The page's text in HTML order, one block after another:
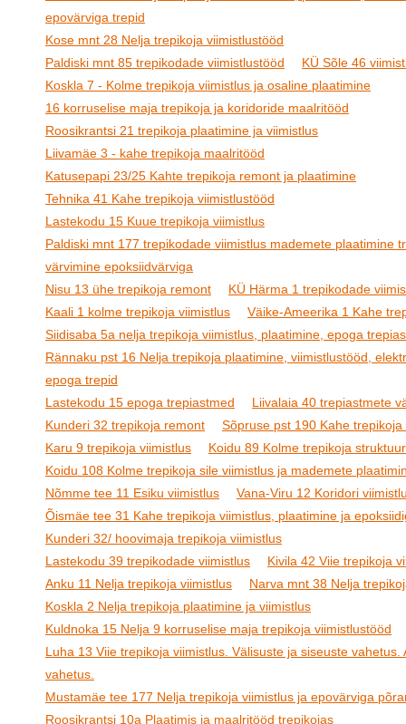
epovärviga trepid
Kose mnt 28 Nelja trepikoja viimistlustööd
Paldiski mnt 85 trepikodade viimistlustööd
KÜ Sõle 46
Koskla 7 - Kolme trepikoja viimistlus ja osaline plaatimine
16 korruselise maja trepikoja ja koridoride maalritööd
Roosikrantsi 21 trepikoja plaatimine ja viimistlus
Liivamäe 3 - kahe trepikoja maalritööd
Katusepapi 23/25 Kahte trepikoja remont ja plaatimine
Tehnika 41 Kahe trepikoja viimistlustööd
Lastekodu 15 Kuue trepikoja viimistlus
Paldiski mnt 177 trepikodade viimistlus mademete plaatimine
värvimine epoksiidvärviga
Nisu 13 ühe trepikoja remont
KÜ Härma 1 trepikodade
Kaali 1 kolme trepikoja viimistlus
Väike-Ameerika 1 Kahe
Siidisaba 5a nelja trepikoja viimistlus, plaatimine, epoga
Rännaku pst 16 Nelja trepikoja plaatimine, viimistlustööd,
epoga trepid
Lastekodu 15 epoga trepiastmed
Liivalaia 40 trepiastmete
Kunderi 32 trepikoja remont
Sõpruse pst 190 Kahe
Karu 9 trepikoja viimistlus
Koidu 89 Kolme trepikoja
Koidu 108 Kolme trepikoja sile viimistlus ja mademete
Nõmme tee 11 Esiku viimistlus
Vana-Viru 12 Koridori
Õismäe tee 31 Kahe trepikoja viimistlus, plaatimine ja
Kunderi 32/ hoovimaja trepikoja viimistlus
Lastekodu 39 trepikodade viimistlus
Kivila 42 Viie trepikoja
Anku 11 Nelja trepikoja viimistlus
Narva mnt 38 Nelja
Koskla 2 Nelja trepikoja plaatimine ja viimistlus
Kuldnoka 15 Nelja 9 korruselise maja trepikoja viimistlustööd
Luha 13 Viie trepikoja viimistlus. Välisuste ja siseuste vahetus.
vahetus.
Mustamäe tee 177 Nelja trepikoja viimistlus ja epovärviga
Roosikrantsi 10a Plaatimis ja maalritööd trepikojas